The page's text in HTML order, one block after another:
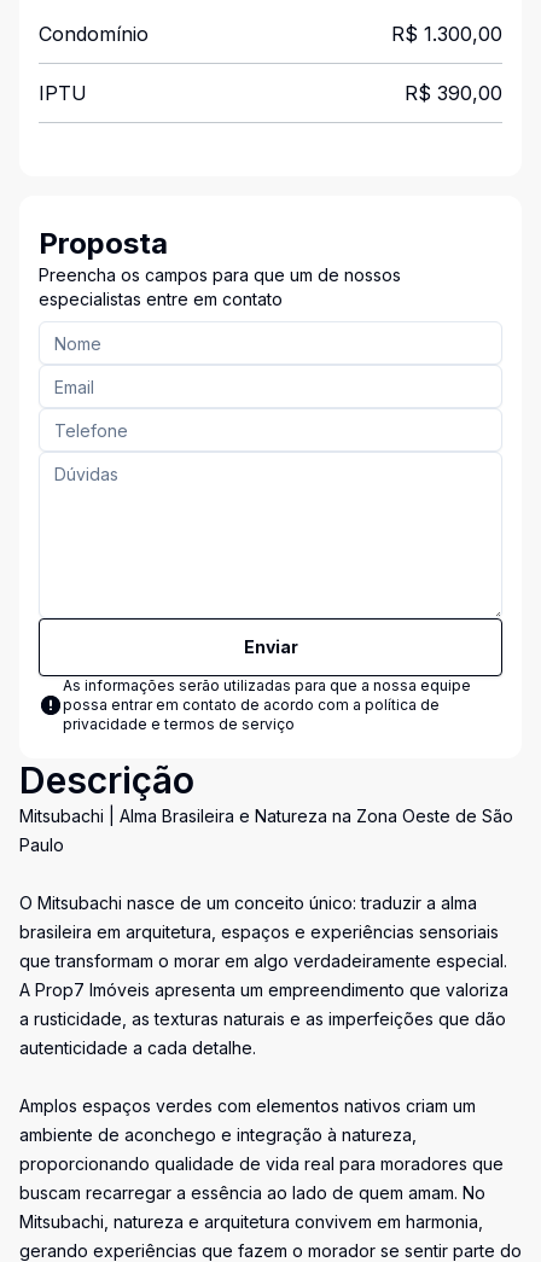
Condomínio R$ 1.300,00
IPTU R$ 390,00
Proposta
Preencha os campos para que um de nossos
especialistas entre em contato
Enviar
As informações serão utilizadas para que a nossa equipe
possa entrar em contato de acordo com a política de
privacidade e termos de serviço
Descrição
Mitsubachi | Alma Brasileira e Natureza na Zona Oeste de São
Paulo
O Mitsubachi nasce de um conceito único: traduzir a alma
brasileira em arquitetura, espaços e experiências sensoriais
que transformam o morar em algo verdadeiramente especial.
A Prop7 Imóveis apresenta um empreendimento que valoriza
a rusticidade, as texturas naturais e as imperfeições que dão
autenticidade a cada detalhe.
Amplos espaços verdes com elementos nativos criam um
ambiente de aconchego e integração à natureza,
proporcionando qualidade de vida real para moradores que
buscam recarregar a essência ao lado de quem amam. No
Mitsubachi, natureza e arquitetura convivem em harmonia,
gerando experiências que fazem o morador se sentir parte do